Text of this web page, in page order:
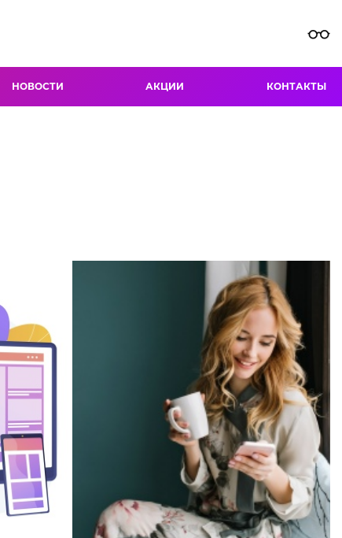
НОВОСТИ АКЦИИ КОНТАКТЫ